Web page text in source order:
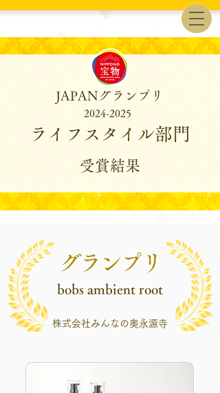
JAPANグランプリ
2024-2025
ライフスタイル部門
受賞結果
グランプリ
bobs ambient root
株式会社みんなの奥永源寺